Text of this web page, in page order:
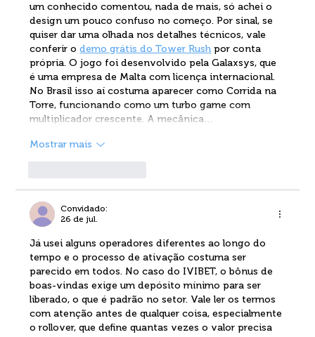
um conhecido comentou, nada de mais, só achei o
design um pouco confuso no começo. Por sinal, se
quiser dar uma olhada nos detalhes técnicos, vale
conferir o demo grátis do Tower Rush por conta
própria. O jogo foi desenvolvido pela Galaxsys, que
é uma empresa de Malta com licença internacional.
No Brasil isso aí costuma aparecer como Corrida na
Torre, funcionando como um turbo game com
multiplicador crescente. A mecânica…
Mostrar mais
Convidado:
26 de jul.
Já usei alguns operadores diferentes ao longo do
tempo e o processo de ativação costuma ser
parecido em todos. No caso do IVIBET, o bônus de
boas-vindas exige um depósito mínimo para ser
liberado, o que é padrão no setor. Vale ler os termos
com atenção antes de qualquer coisa, especialmente
o rollover, que define quantas vezes o valor precisa